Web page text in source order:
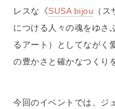
レスな《SUSA bijou （
につける人々の魂をゆさ
るアート）としてながく
の豊かさと確かなつくり
今回のイベントでは、ジ